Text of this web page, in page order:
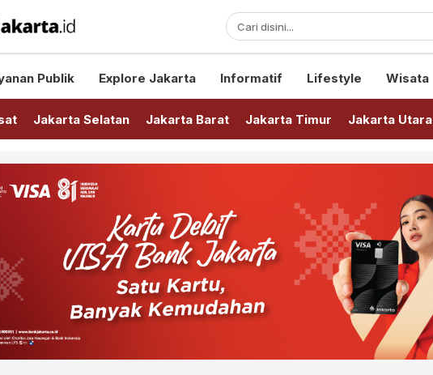
Jakarta Ada Disini!
Publik Explore Jakarta Informatif Lifestyle Wisata
Jakarta Selatan Jakarta Barat Jakarta Timur Jakarta Utara